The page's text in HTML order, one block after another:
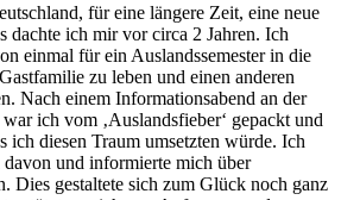
für eine längere Zeit, eine neue
dachte ich mir vor circa 2 Jahren. Ich
einmal für ein Auslandssemester in die
zu leben und einen anderen
Nach einem Informationsabend an der
ich vom ‚Auslandsfieber‘ gepackt und
ich diesen Traum umsetzten würde. Ich
davon und informierte mich über
Dies gestaltete sich zum Glück noch ganz